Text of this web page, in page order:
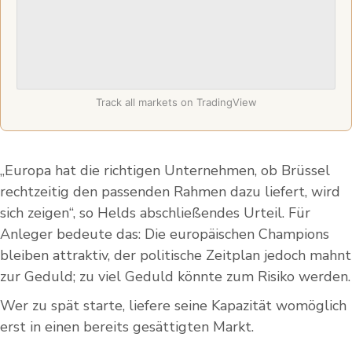
Track all markets on TradingView
„Europa hat die richtigen Unternehmen, ob Brüssel
rechtzeitig den passenden Rahmen dazu liefert, wird
sich zeigen“, so Helds abschließendes Urteil. Für
Anleger bedeute das: Die europäischen Champions
bleiben attraktiv, der politische Zeitplan jedoch mahnt
zur Geduld; zu viel Geduld könnte zum Risiko werden.
Wer zu spät starte, liefere seine Kapazität womöglich
erst in einen bereits gesättigten Markt.